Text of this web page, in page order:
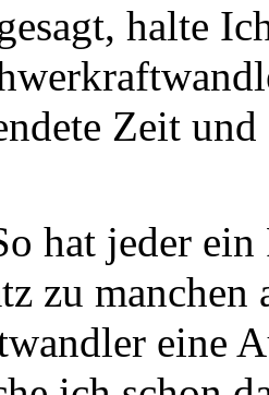
halte
Zeit
hat jeder
zu
eine